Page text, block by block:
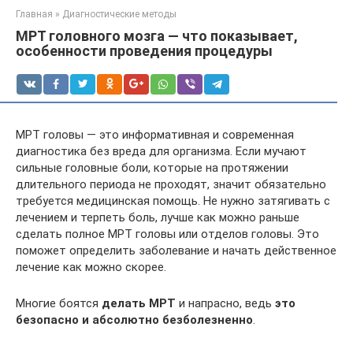
Главная » Диагностические методы
МРТ головного мозга — что показывает,
особенности проведения процедуры
МРТ головы — это информативная и современная
диагностика без вреда для организма. Если мучают
сильные головные боли, которые на протяжении
длительного периода не проходят, значит обязательно
требуется медицинская помощь. Не нужно затягивать с
лечением и терпеть боль, лучше как можно раньше
сделать полное МРТ головы или отделов головы. Это
поможет определить заболевание и начать действенное
лечение как можно скорее.
Многие боятся делать МРТ и напрасно, ведь это
безопасно и абсолютно безболезненно.